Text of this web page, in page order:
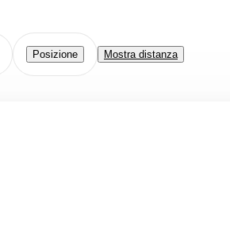
Posizione Mostra distanza